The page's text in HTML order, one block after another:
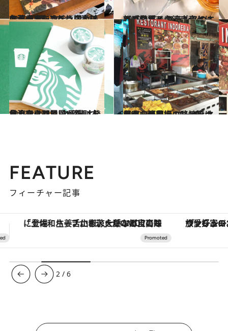
2019.7.15
台湾土産にすべき実力派お菓子7選 こだわり素材のクッキーやチョコも！
旅＆お出かけ 2019.6.12
新感覚パイナップルケーキの登場？ フランスのエスプリ薫る台湾土産とは
旅＆お出かけ
2019.2.19
台湾スタバで買いたい本命土産はコレ 文房具は発見したら即買いが鉄則！
旅＆お出かけ 2019.7.4
台北・繁華街の路地裏に異国を発見！ コーディネーターが穴場エリアをナビ
旅＆お出かけ
FEATURE
フィーチャー記事
ヴァシュロン・コンスタンタン「オーヴァーシーズ・オートマティック」。旅愛好家のお気に入りコレクションから、ジェンダーレスな新作が登場 【夏限定ディナーコース】旬を
3 /6